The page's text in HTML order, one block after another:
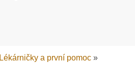
Lékárničky a první pomoc »